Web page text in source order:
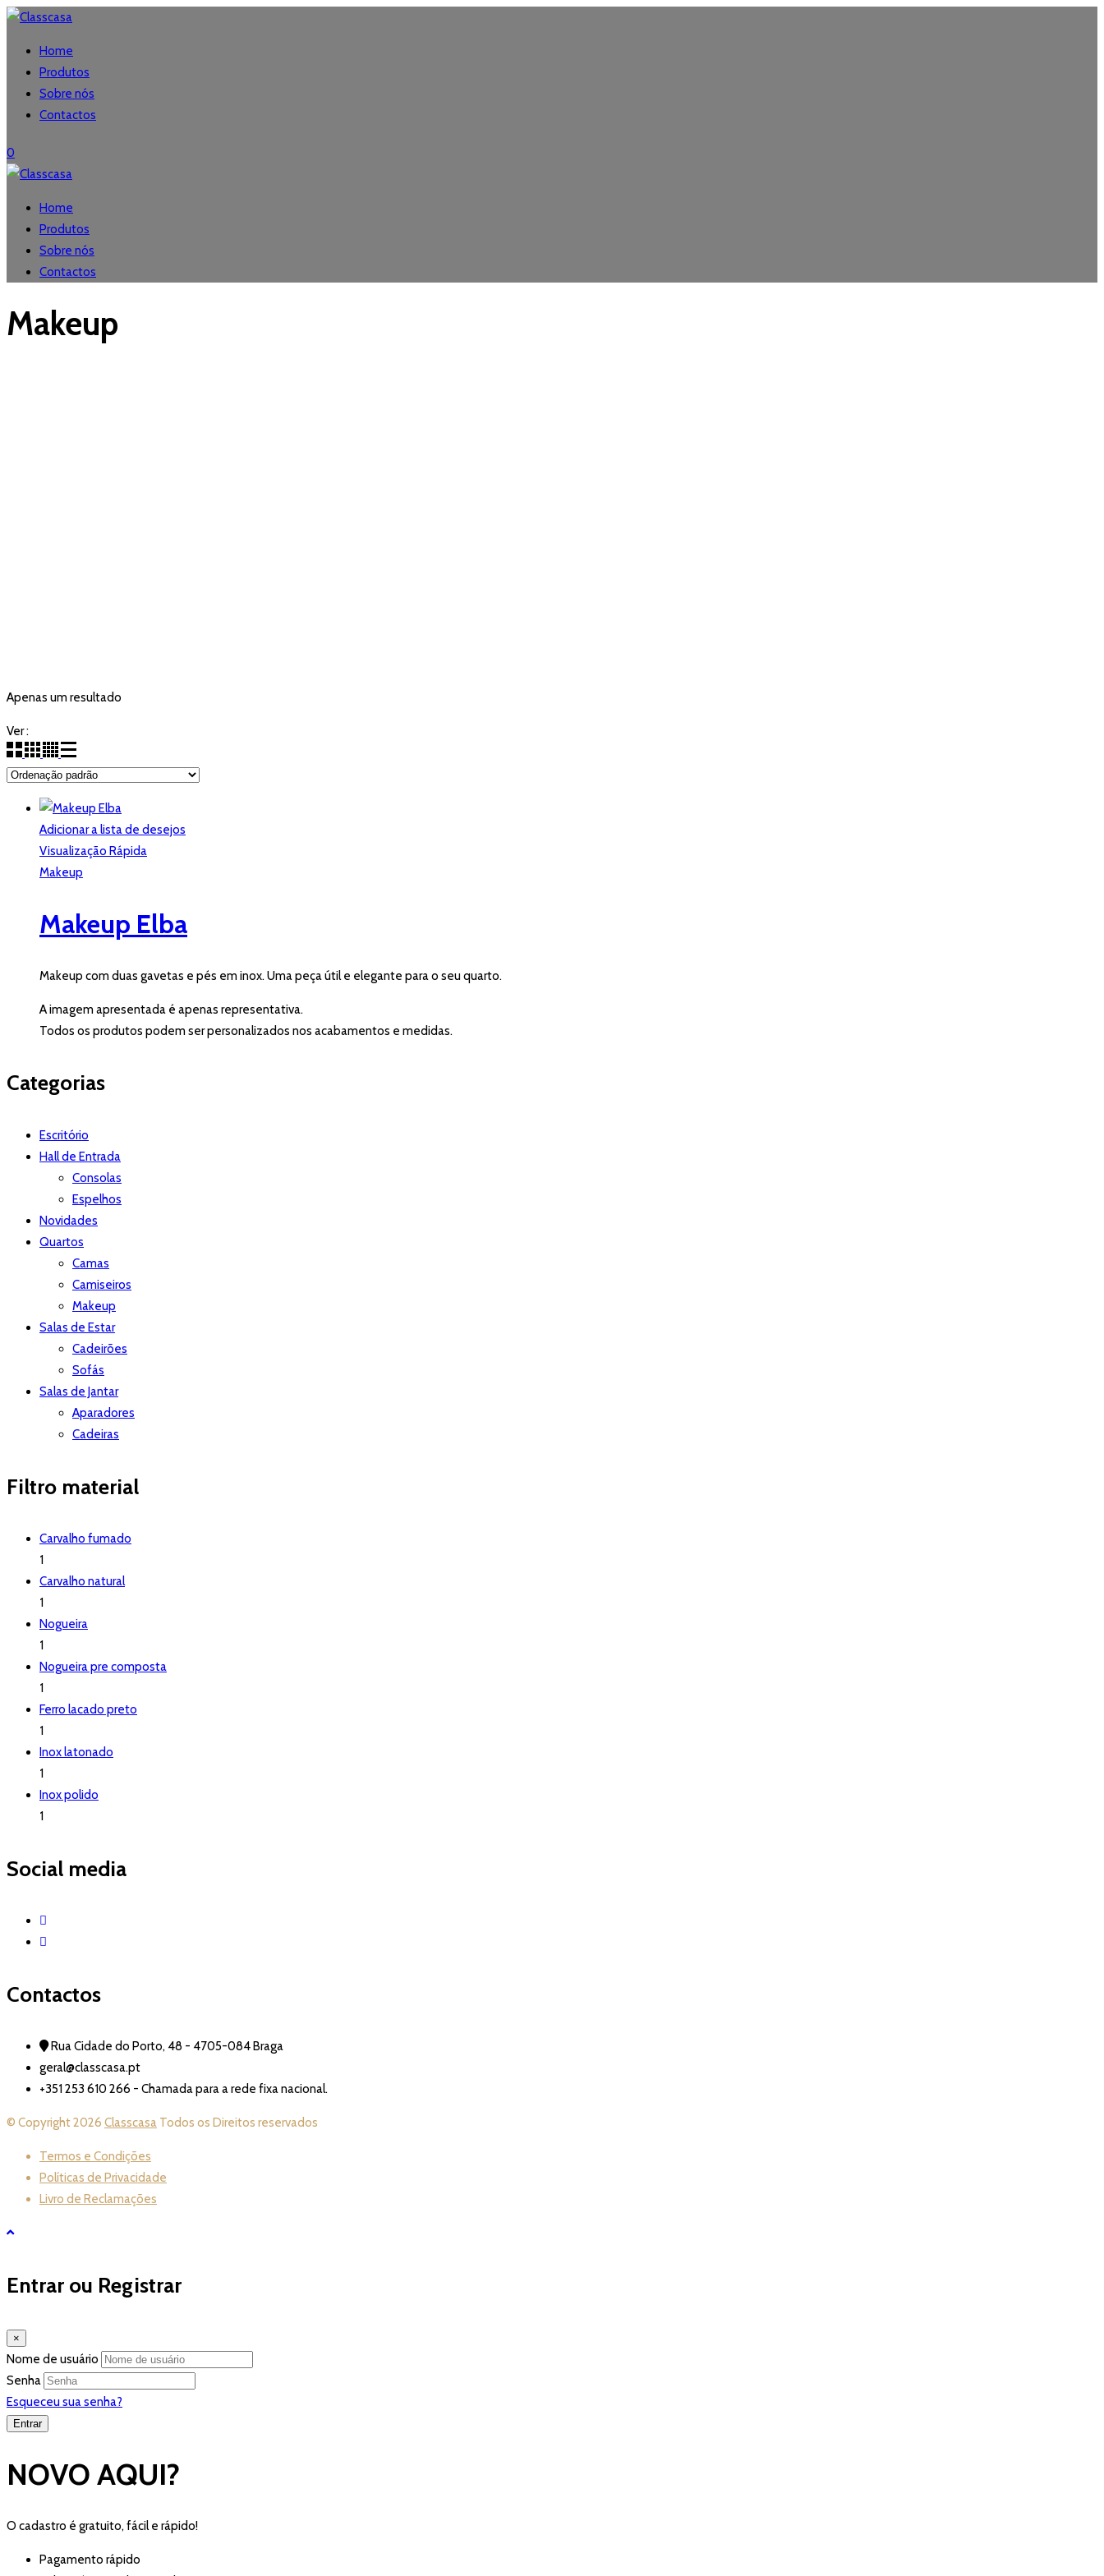
Home
Produtos
Sobre nós
Contactos
0
Home
Produtos
Sobre nós
Contactos
Makeup
Apenas um resultado
Ver :
Adicionar a lista de desejos
Visualização Rápida
Makeup
Makeup Elba
Makeup com duas gavetas e pés em inox. Uma peça útil e elegante para o seu quarto.
A imagem apresentada é apenas representativa.
Todos os produtos podem ser personalizados nos acabamentos e medidas.
Categorias
Escritório
Hall de Entrada
Consolas
Espelhos
Novidades
Quartos
Camas
Camiseiros
Makeup
Salas de Estar
Cadeirões
Sofás
Salas de Jantar
Aparadores
Cadeiras
Filtro material
Carvalho fumado
1
Carvalho natural
1
Nogueira
1
Nogueira pre composta
1
Ferro lacado preto
1
Inox latonado
1
Inox polido
1
Social media
Contactos
Rua Cidade do Porto, 48 - 4705-084 Braga
geral@classcasa.pt
+351 253 610 266 - Chamada para a rede fixa nacional.
© Copyright 2026 Classcasa Todos os Direitos reservados
Termos e Condições
Políticas de Privacidade
Livro de Reclamações
Entrar ou Registrar
×
Nome de usuário
Senha
Esqueceu sua senha?
NOVO AQUI?
O cadastro é gratuito, fácil e rápido!
Pagamento rápido